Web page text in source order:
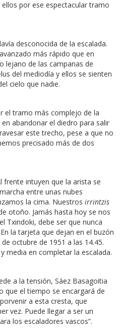
por ese espectacular tramo
desconocida de la escalada.
más rápido que en
lejano de las campanas de
del mediodía y ellos se sienten
cielo que nadie.
el tramo más complejo de la
abandonar el diedro para salir
este trecho, pese a que no
precisado más de dos
frente intuyen que la arista se
entre unas nubes
la cima. Nuestros irrintzis
otoño. Jamás hasta hoy se nos
Txindoki, debe ser que nunca
la tarjeta que dejan en el buzón
octubre de 1951 a las 14.45.
media en completar la escalada.
a la tensión, Sáez Basagoitia
que el tiempo se encargará de
a esta cresta, que
vez. Puede llegar a ser un
los escaladores vascos”.